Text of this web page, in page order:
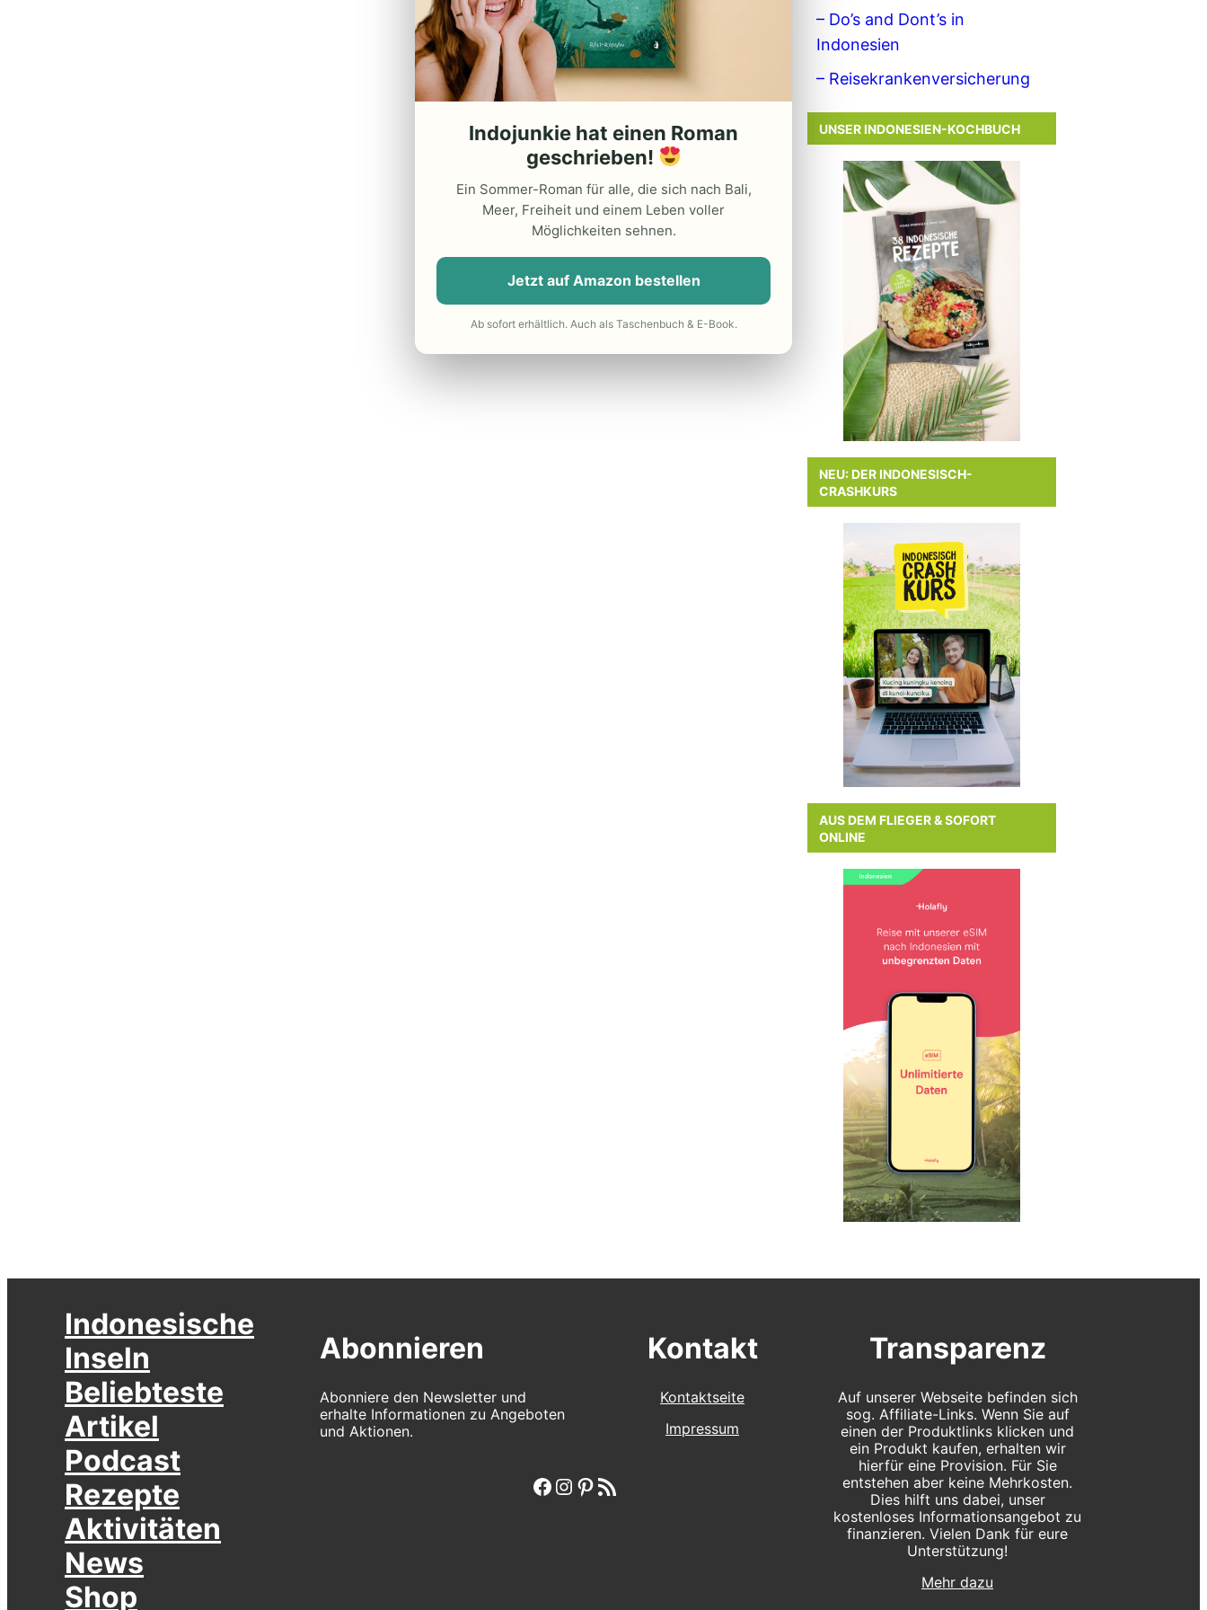
– Do’s and Dont’s in
Indonesien
– Reisekrankenversicherung
UNSER INDONESIEN-KOCHBUCH
NEU: DER INDONESISCH-
CRASHKURS
AUS DEM FLIEGER & SOFORT
ONLINE
Indonesische
Inseln
Beliebteste
Artikel
Podcast
Rezepte
Aktivitäten
News
Shop
Abonnieren
Abonniere den Newsletter und
erhalte Informationen zu Angeboten
und Aktionen.
Kontakt
Kontaktseite
Impressum
Facebook Instagram Pinterest RSS-Feed
Transparenz
Auf unserer Webseite befinden sich
sog. Affiliate-Links. Wenn Sie auf
einen der Produktlinks klicken und
ein Produkt kaufen, erhalten wir
hierfür eine Provision. Für Sie
entstehen aber keine Mehrkosten.
Dies hilft uns dabei, unser
kostenloses Informationsangebot zu
finanzieren. Vielen Dank für eure
Unterstützung!
Mehr dazu
Indojunkie hat einen Roman
geschrieben!
Ein Sommer-Roman für alle, die sich nach Bali,
Meer, Freiheit und einem Leben voller
Möglichkeiten sehnen.
Jetzt auf Amazon bestellen
Ab sofort erhältlich. Auch als Taschenbuch & E-Book.